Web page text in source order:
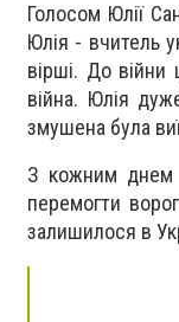
Голосом Юлії
Юлія - вчитель
вірші. До війни
війна. Юлія
змушена була
З кожним днем
перемогти
залишилося в